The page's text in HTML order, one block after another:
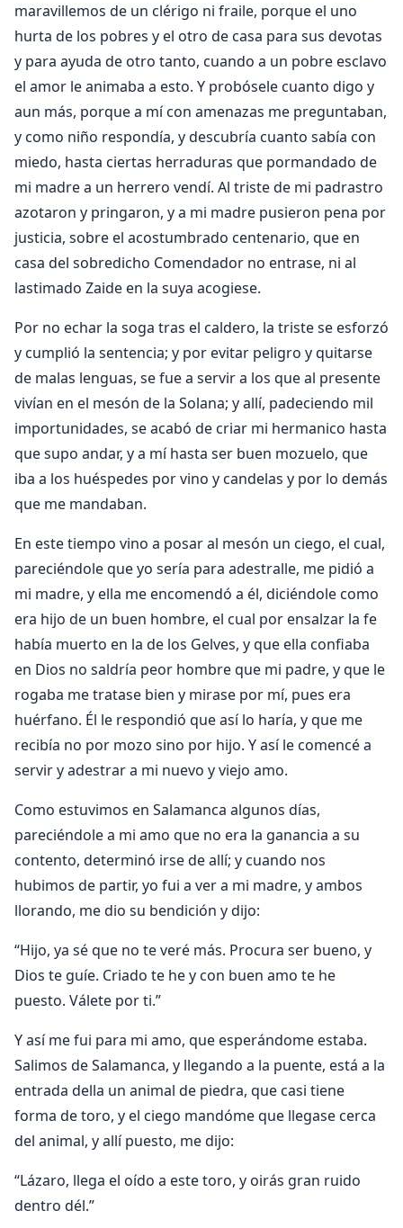
maravillemos de un clérigo ni fraile, porque el uno
hurta de los pobres y el otro de casa para sus devotas
y para ayuda de otro tanto, cuando a un pobre esclavo
el amor le animaba a esto. Y probósele cuanto digo y
aun más, porque a mí con amenazas me preguntaban,
y como niño respondía, y descubría cuanto sabía con
miedo, hasta ciertas herraduras que pormandado de
mi madre a un herrero vendí. Al triste de mi padrastro
azotaron y pringaron, y a mi madre pusieron pena por
justicia, sobre el acostumbrado centenario, que en
casa del sobredicho Comendador no entrase, ni al
lastimado Zaide en la suya acogiese.
Por no echar la soga tras el caldero, la triste se esforzó
y cumplió la sentencia; y por evitar peligro y quitarse
de malas lenguas, se fue a servir a los que al presente
vivían en el mesón de la Solana; y allí, padeciendo mil
importunidades, se acabó de criar mi hermanico hasta
que supo andar, y a mí hasta ser buen mozuelo, que
iba a los huéspedes por vino y candelas y por lo demás
que me mandaban.
En este tiempo vino a posar al mesón un ciego, el cual,
pareciéndole que yo sería para adestralle, me pidió a
mi madre, y ella me encomendó a él, diciéndole como
era hijo de un buen hombre, el cual por ensalzar la fe
había muerto en la de los Gelves, y que ella confiaba
en Dios no saldría peor hombre que mi padre, y que le
rogaba me tratase bien y mirase por mí, pues era
huérfano. Él le respondió que así lo haría, y que me
recibía no por mozo sino por hijo. Y así le comencé a
servir y adestrar a mi nuevo y viejo amo.
Como estuvimos en Salamanca algunos días,
pareciéndole a mi amo que no era la ganancia a su
contento, determinó irse de allí; y cuando nos
hubimos de partir, yo fui a ver a mi madre, y ambos
llorando, me dio su bendición y dijo:
“Hijo, ya sé que no te veré más. Procura ser bueno, y
Dios te guíe. Criado te he y con buen amo te he
puesto. Válete por ti.”
Y así me fui para mi amo, que esperándome estaba.
Salimos de Salamanca, y llegando a la puente, está a la
entrada della un animal de piedra, que casi tiene
forma de toro, y el ciego mandóme que llegase cerca
del animal, y allí puesto, me dijo:
“Lázaro, llega el oído a este toro, y oirás gran ruido
dentro dél.”